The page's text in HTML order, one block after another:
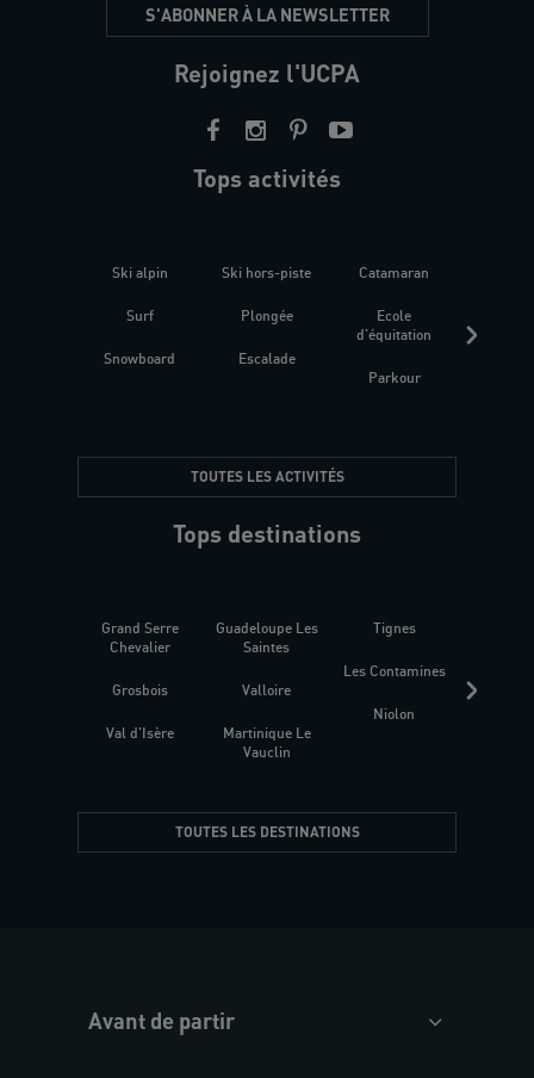
S'ABONNER À LA NEWSLETTER
Rejoignez l'UCPA
Tops activités
Ski alpin
Surf
Snowboard
Ski hors-piste
Plongée
Escalade
Catamaran
Ecole
d'équitation
Parkour
TOUTES LES ACTIVITÉS
Tops destinations
Grand Serre
Chevalier
Grosbois
Val d'Isère
Guadeloupe Les
Saintes
Valloire
Martinique Le
Vauclin
Tignes
Les Contamines
Niolon
TOUTES LES DESTINATIONS
Avant de partir